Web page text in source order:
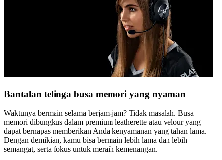
Bantalan telinga busa memori yang nyaman
Waktunya bermain selama berjam-jam? Tidak masalah. Busa
memori dibungkus dalam premium leatherette atau velour yang
dapat bernapas memberikan Anda kenyamanan yang tahan lama.
Dengan demikian, kamu bisa bermain lebih lama dan lebih
semangat, serta fokus untuk meraih kemenangan.